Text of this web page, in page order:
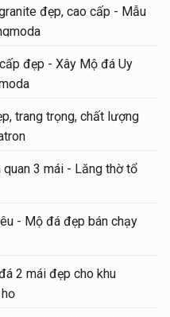
đẹp, cao cấp - Mẫu
đẹp - Xây Mộ đá Uy
trang trọng, chất lượng
3 mái - Lăng thờ tổ
- Mộ đá đẹp bán chạy
2 mái đẹp cho khu